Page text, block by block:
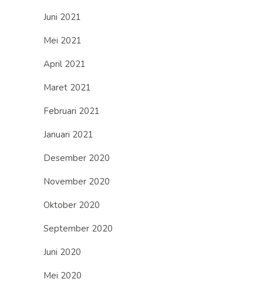
Juni 2021
Mei 2021
April 2021
Maret 2021
Februari 2021
Januari 2021
Desember 2020
November 2020
Oktober 2020
September 2020
Juni 2020
Mei 2020